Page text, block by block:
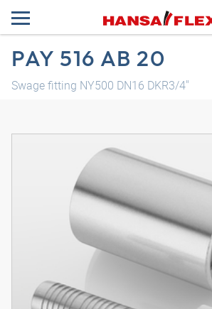
PAY 516 AB 20
Swage fitting NY500 DN16 DKR3/4"